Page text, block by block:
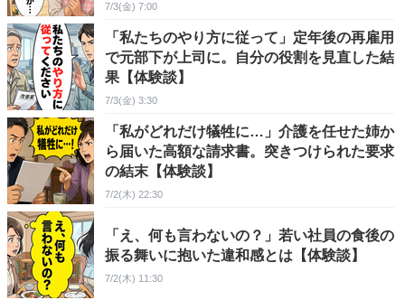
7/3(金) 7:00
「私たちのやり方に従って」定年後の再雇用
で元部下が上司に。自分の役割を見直した結
果【体験談】
7/3(金) 3:30
「私がどれだけ犠牲に…」介護を任せた姉か
ら届いた高額な請求書。突きつけられた要求
の結末【体験談】
7/2(木) 22:30
「え、何も言わないの？」若い社員の食後の
振る舞いに抱いた違和感とは【体験談】
7/2(木) 11:30